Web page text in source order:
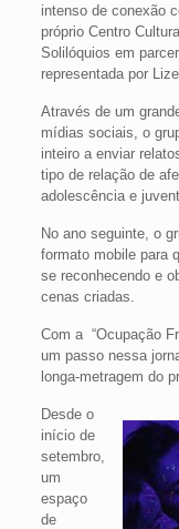
intenso de conexão
próprio Centro
Solilóquios em
representada por
Através de um
mídias sociais, o
inteiro a enviar
tipo de relação de
adolescência e
No ano seguinte, o
formato mobile para
se reconhecendo e
cenas criadas.
Com a “Ocupação
um passo nessa
longa-metragem do
Desde o
início de
setembro,
um
espaço
de